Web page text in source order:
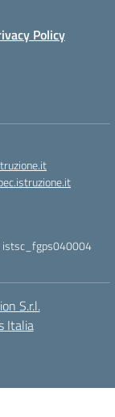
Policy
istsc_fgps040004
S.r.l.
Italia